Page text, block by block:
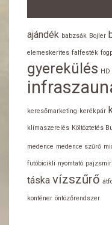
ajándék babzsák Bojler
elemeskerites falfesték
gyerekülés
keresőmarketing kerékpár
klímaszerelés Költöztetés
medence medence szűrő
futóbicikli nyomtató
táska vízszűrő
konténer öntözőrendszer